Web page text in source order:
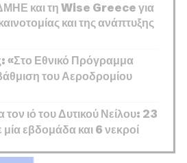
και τη Wise Greece για
και της ανάπτυξης
«Στο Εθνικό Πρόγραμμα
του Αεροδρομίου
τον ιό του Δυτικού Νείλου: 23
εβδομάδα και 6 νεκροί